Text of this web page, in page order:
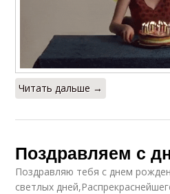
Читать дальше →
Поздравляем с
Поздравляю тебя с днем
светлых